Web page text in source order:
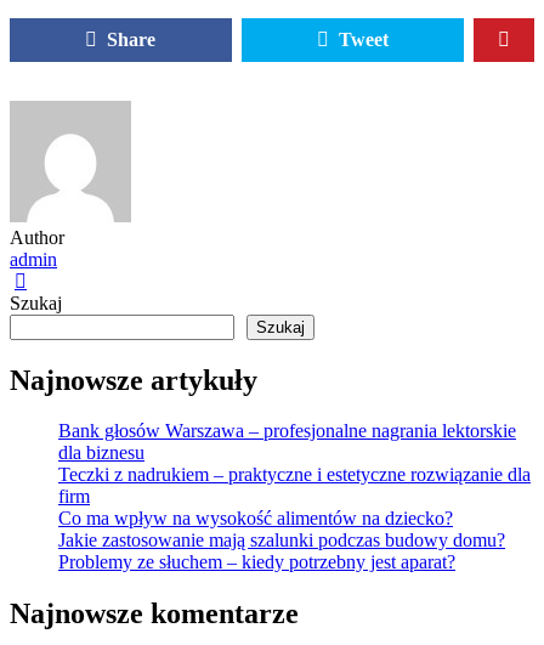
Share Tweet
Author
admin
Szukaj
Szukaj
Najnowsze artykuły
Bank głosów Warszawa – profesjonalne nagrania lektorskie
dla biznesu
Teczki z nadrukiem – praktyczne i estetyczne rozwiązanie dla
firm
Co ma wpływ na wysokość alimentów na dziecko?
Jakie zastosowanie mają szalunki podczas budowy domu?
Problemy ze słuchem – kiedy potrzebny jest aparat?
Najnowsze komentarze